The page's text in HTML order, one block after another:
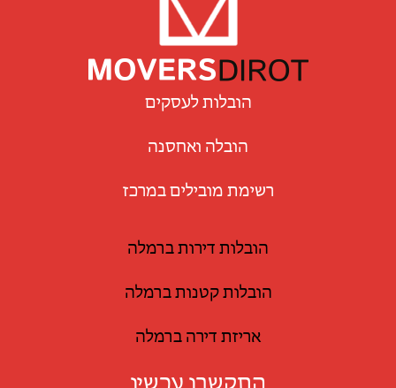
הובלות לעסקים
הובלה ואחסנה
רשימת מובילים במרכז
הובלות דירות ברמלה
הובלות קטנות ברמלה
אריזת דירה ברמלה